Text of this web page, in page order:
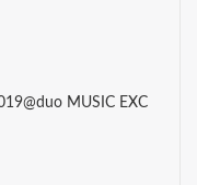
MUSIC EXC